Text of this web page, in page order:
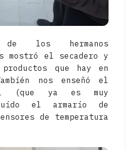
los hermanos
mostró el secadero y
que hay en
nos enseñó el
(que ya es muy
el armario de
de temperatura